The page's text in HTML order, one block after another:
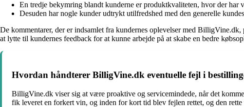
En tredje bekymring blandt kunderne er produktkvaliteten, hvor der
Desuden har nogle kunder udtrykt utilfredshed med den generelle
De kommentarer, der er indsamlet fra kundernes oplevelser med
at lytte til kundernes feedback for at kunne arbejde på at skabe en bedre
Hvordan håndterer BilligVine.dk eventuelle fejl i
BilligVine.dk viser sig at være proaktive og servicemindede, når det
fik leveret en forkert vin, og inden for kort tid blev fejlen rettet, og den rette